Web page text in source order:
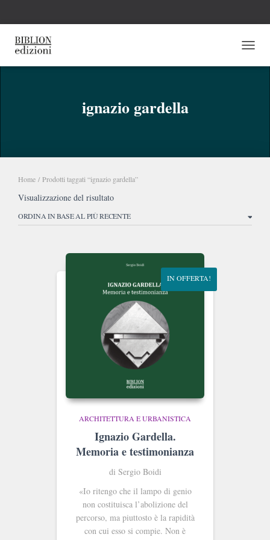
ignazio gardella
Home / Prodotti taggati “ignazio gardella”
Visualizzazione del risultato
IN OFFERTA!
ARCHITETTURA E URBANISTICA
Ignazio Gardella.
Memoria e testimonianza
di Sergio Boidi
«Io ritengo che il lampo di genio
non costituisca l’abolizione del
percorso, ma piuttosto è la rapidità
con cui esso si compie. Non è